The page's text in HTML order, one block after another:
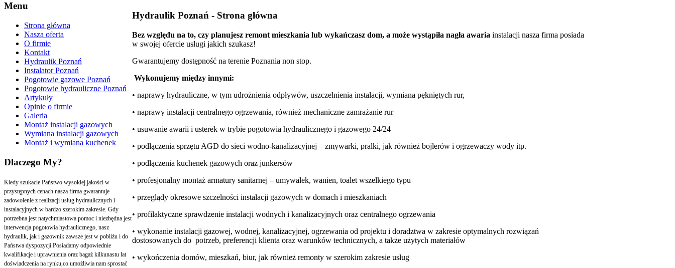
Hydraulik Poznań - Strona główna
Bez względu na to, czy planujesz remont mieszkania lub wykańczasz dom, a może wystąpiła nagła awaria instalacji nasza firma posiada
w swojej ofercie usługi jakich szukasz!
Gwarantujemy dostępność na terenie Poznania non stop.
Wykonujemy między innymi:
• naprawy hydrauliczne, w tym udrożnienia odpływów, uszczelnienia instalacji, wymiana pękniętych rur,
• naprawy instalacji centralnego ogrzewania, również mechaniczne zamrażanie rur
• usuwanie awarii i usterek w trybie pogotowia hydraulicznego i gazowego 24/24
• podłączenia sprzętu AGD do sieci wodno-kanalizacyjnej – zmywarki, pralki, jak również bojlerów i ogrzewaczy wody itp.
• podłączenia kuchenek gazowych oraz junkersów
• profesjonalny montaż armatury sanitarnej – umywalek, wanien, toalet wszelkiego typu
• przeglądy okresowe szczelności instalacji gazowych w domach i mieszkaniach
• profilaktyczne sprawdzenie instalacji wodnych i kanalizacyjnych oraz centralnego ogrzewania
• wykonanie instalacji gazowej, wodnej, kanalizacyjnej, ogrzewania od projektu i doradztwa w zakresie optymalnych rozwiązań
dostosowanych do potrzeb, preferencji klienta oraz warunków technicznych, a także użytych materiałów
• wykończenia domów, mieszkań, biur, jak również remonty w szerokim zakresie usług
Menu
Strona główna
Nasza oferta
O firmie
Kontakt
Hydraulik Poznań
Instalator Poznań
Pogotowie gazowe Poznań
Pogotowie hydrauliczne Poznań
Artykuły
Opinie o firmie
Galeria
Montaż instalacji gazowych
Wymiana instalacji gazowych
Montaż i wymiana kuchenek
Dlaczego My?
Kiedy szukacie Państwo wysokiej jakości w
przystępnych cenach nasza firma gwarantuje
zadowolenie z realizacji usług hydraulicznych i
instalacyjnych w bardzo szerokim zakresie. Gdy
potrzebna jest natychmiastowa pomoc i niezbędna jest
interwencja pogotowia hydraulicznego, nasz
hydraulik, jak i gazownik zawsze jest w pobliżu i do
Państwa dyspozycji.Posiadamy odpowiednie
kwalifikacje i uprawnienia oraz bagaż kilkunastu lat
doświadczenia na rynku,co umożliwia nam sprostać